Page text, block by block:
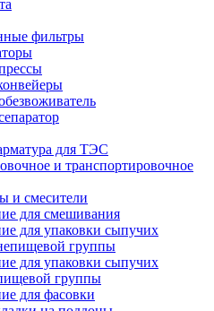
фильтры
для ТЭС
и транспортировочное
и смесители
для смешивания
для упаковки сыпучих
группы
для упаковки сыпучих
группы
для фасовки